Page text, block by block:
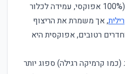
רובה אפוקסית (100% אפוקסי, עמידה לכלור
, אך משמרת את הריצוף
רטובים, אפוקסית היא
קרמיקה רגילה) ספוג יותר